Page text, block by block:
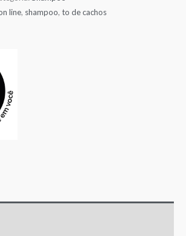
line, shampoo, to de cachos